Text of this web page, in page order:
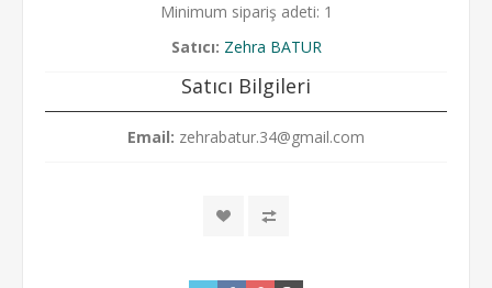
Minimum sipariş adeti: 1
Satıcı: Zehra BATUR
Satıcı Bilgileri
Email: zehrabatur.34@gmail.com